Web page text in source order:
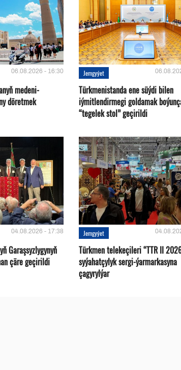
06.08.2026 - 16:30
medeni-
döretmek
Jemgyýet
Türkmenistanda ene süýdi bilen
iýmitlendirmegi goldamak
“tegelek stol” geçirildi
04.08.2026 - 17:38
Garaşsyzlygynyň
çäre geçirildi
Jemgyýet
Türkmen telekeçileri “TTR II
syýahatçylyk sergi-ýarmarkasyna
çagyrylýar